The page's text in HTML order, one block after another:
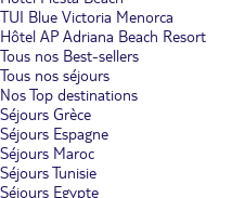
TUI Blue Victoria Menorca
Hôtel AP Adriana Beach Resort
Tous nos Best-sellers
Tous nos séjours
Nos Top destinations
Séjours Grèce
Séjours Espagne
Séjours Maroc
Séjours Tunisie
Séjours Egypte